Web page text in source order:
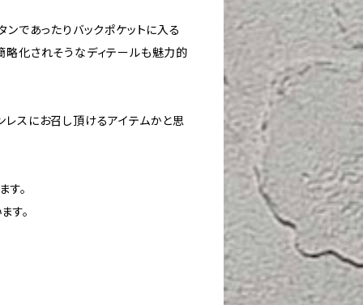
ンであったりバックポケットに入る
略化されそうなディテールも魅力的
レスにお召し頂けるアイテムかと思
す。
す。